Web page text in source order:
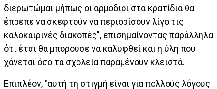
διερωτώμαι μήπως οι αρμόδιοι στα κρατίδια θα
έπρεπε να σκεφτούν να περιορίσουν λίγο τις
καλοκαιρινές διακοπές", επισημαίνοντας παράλληλα
ότι έτσι θα μπορούσε να καλυφθεί και η ύλη που
χάνεται όσο τα σχολεία παραμένουν κλειστά.
Επιπλέον, "αυτή τη στιγμή είναι για πολλούς λόγους